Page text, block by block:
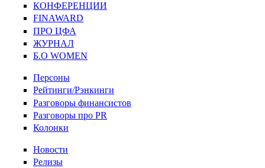
КОНФЕРЕНЦИИ
FINAWARD
ПРО ЦФА
ЖУРНАЛ
Б.О WOMEN
Персоны
Рейтинги/Рэнкинги
Разговоры финансистов
Разговоры про PR
Колонки
Новости
Релизы